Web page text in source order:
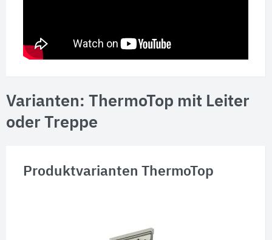
Varianten: ThermoTop mit Leiter
oder Treppe
Produktvarianten ThermoTop